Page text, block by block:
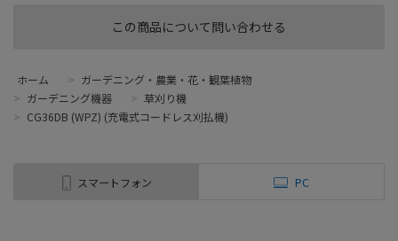
この商品について問い合わせる
ホーム > ガーデニング・農業・花・観葉植物
> ガーデニング機器 > 草刈り機
> CG36DB (WPZ) (充電式コードレス刈払機)
スマートフォン PC